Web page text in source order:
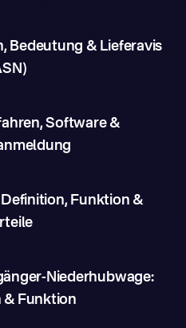
Bedeutung & Lieferavis
Software &
Funktion &
Niederhubwage:
& Funktion